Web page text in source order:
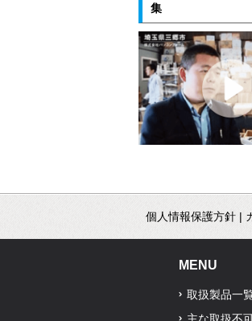
集
個人情報保護方針 |
MENU
取扱製品一